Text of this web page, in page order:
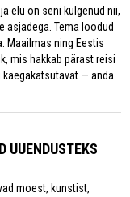
elu on seni kulgenud nii,
asjadega. Tema loodud
Maailmas ning Eestis
mis hakkab pärast reisi
— anda
UUENDUSTEKS
moest, kunstist,